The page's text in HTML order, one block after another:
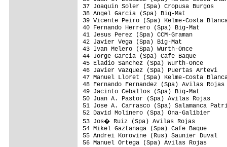
37 Joaquin Soler (Spa) Cropusa
38 Angel Garcia (Spa) Big-Mat
39 Vicente Peiro (Spa) Kelme-Costa
40 Fernando Herrero (Spa) Big-Mat
41 Jesus Perez (Spa) CCM-Graman
42 Javier Vega (Spa) Big-Mat
43 Ivan Melero (Spa) Wurth-Once
44 Jorge Garcia (Spa) Cafe Baque
45 Eladio Sanchez (Spa) Wurth-Once
46 Javier Vazquez (Spa) Puertas
47 Manuel Lloret (Spa) Kelme-Costa
48 Fernando Fernandez (Spa) Avilas
49 Jacinto Ceballos (Spa) Big-Mat
50 Juan A. Pastor (Spa) Avilas
51 Jose A. Carrasco (Spa) Salamanca
52 David Molinero (Spa) Ona-
53 Jos� Ruiz (Spa) Avilas Rojas
54 Mikel Gaztanaga (Spa) Cafe Baque
55 Andrei Korovine (Rus) Saunier Duval
56 Manuel Ortega (Spa) Avilas Rojas